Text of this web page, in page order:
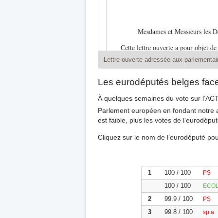
Mesdames et Messieurs les
Cette lettre ouverte a pour objet
que la participation de la
Counterfeiting Trade Agreement,
soulevées par ce courrier.
pour l’exercice de la liberté
sujet.
ACTA contourne les institutions
L’ACTA est un accord plurilatéral
etc.). Négocié à huis clos pendant
L’ACTA vise à mettre en place
qui serait indépendante
intellectuelle) ou l’OMC
outre chargée d’examiner les
mise en œuvre par les parties.
Lettre ouverte adressée aux
Les eurodéputés belges
À quelques semaines du vote sur
Parlement européen en fondant notre
est faible, plus les votes de
Cliquez sur le nom de l’eurodéputé
1 100 / 100 PS
100 / 100
2
99.9 / 100 PS
3
99.8 / 100 sp.a